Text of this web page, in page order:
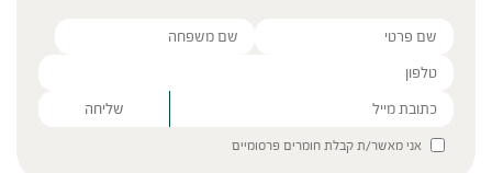
Please leave this field empty.
אני מאשר/ת קבלת חומרים פרסומיים